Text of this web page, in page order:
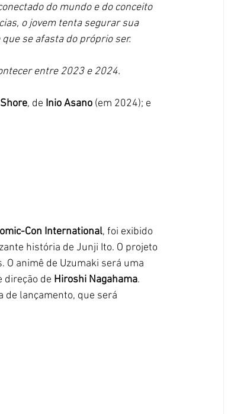
do mundo e do conceito
o jovem tenta segurar sua
se afasta do próprio ser.
entre 2023 e 2024.
, de Inio Asano (em 2024); e
Con International, foi exibido
história de Junji Ito. O projeto
O animê de Uzumaki será uma
direção de Hiroshi Nagahama.
de lançamento, que será